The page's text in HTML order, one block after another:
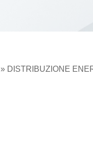
» DISTRIBUZIONE